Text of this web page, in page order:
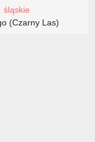
śląskie
(Czarny Las)